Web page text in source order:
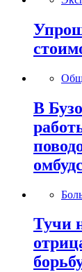
В
Тучи